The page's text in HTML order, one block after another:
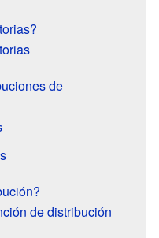
de
de distribución